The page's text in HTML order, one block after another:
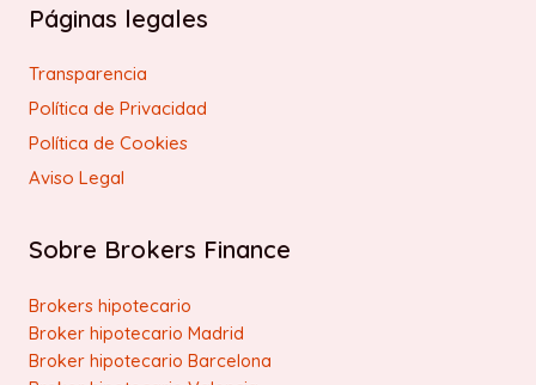
Páginas legales
Transparencia
Política de Privacidad
Política de Cookies
Aviso Legal
Sobre Brokers Finance
Brokers hipotecario
Broker hipotecario Madrid
Broker hipotecario Barcelona